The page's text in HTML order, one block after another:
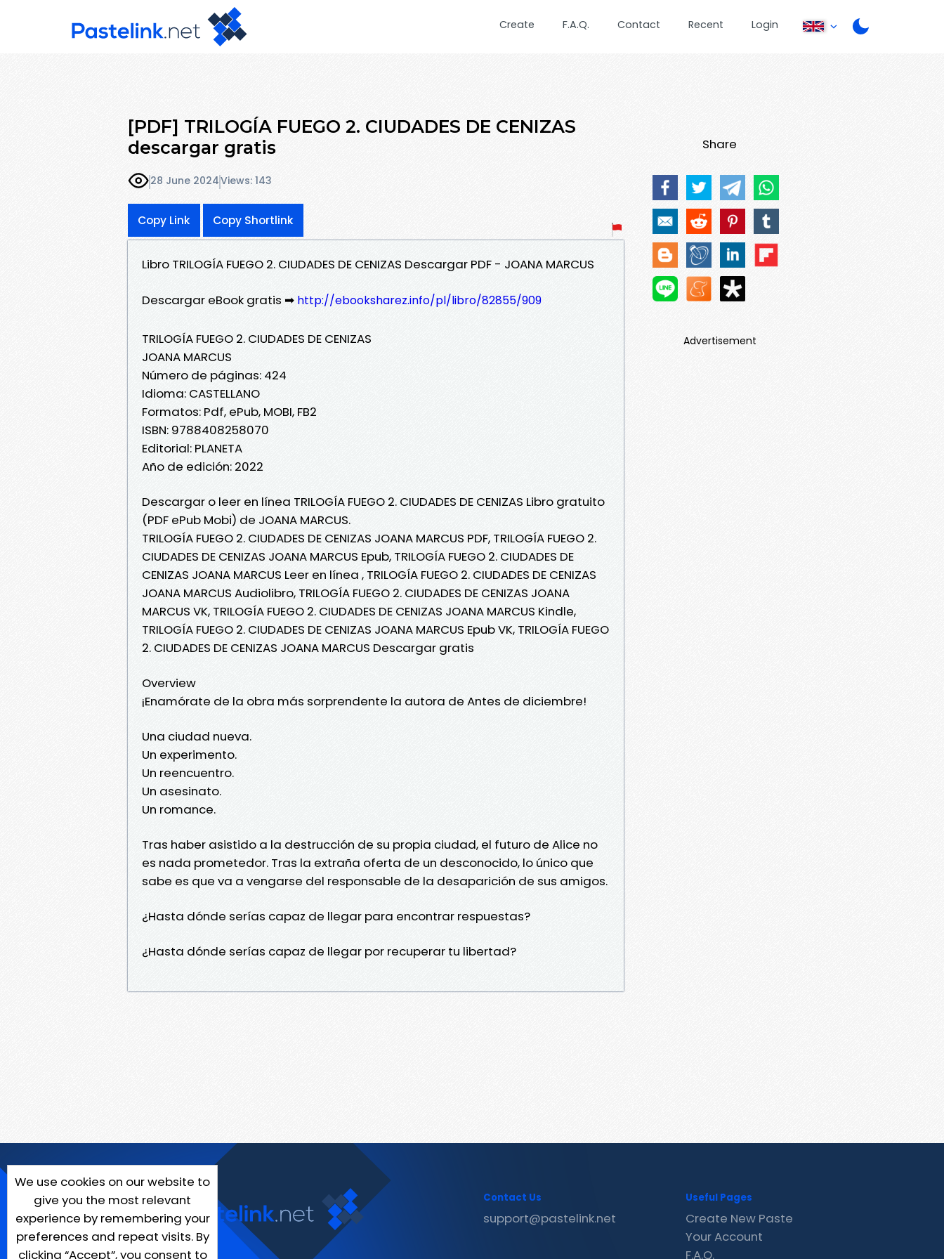
Create F.A.Q. Contact Recent Login
[PDF] TRILOGÍA FUEGO 2. CIUDADES DE CENIZAS
descargar gratis
28 June 2024Views: 143
Copy Link Copy Shortlink
Libro TRILOGÍA FUEGO 2. CIUDADES DE CENIZAS Descargar PDF - JOANA MARCUS
Descargar eBook gratis ➡ http://ebooksharez.info/pl/libro/82855/909
TRILOGÍA FUEGO 2. CIUDADES DE CENIZAS
JOANA MARCUS
Número de páginas: 424
Idioma: CASTELLANO
Formatos: Pdf, ePub, MOBI, FB2
ISBN: 9788408258070
Editorial: PLANETA
Año de edición: 2022
Descargar o leer en línea TRILOGÍA FUEGO 2. CIUDADES DE CENIZAS Libro gratuito
(PDF ePub Mobi) de JOANA MARCUS.
TRILOGÍA FUEGO 2. CIUDADES DE CENIZAS JOANA MARCUS PDF, TRILOGÍA FUEGO 2.
CIUDADES DE CENIZAS JOANA MARCUS Epub, TRILOGÍA FUEGO 2. CIUDADES DE
CENIZAS JOANA MARCUS Leer en línea , TRILOGÍA FUEGO 2. CIUDADES DE CENIZAS
JOANA MARCUS Audiolibro, TRILOGÍA FUEGO 2. CIUDADES DE CENIZAS JOANA
MARCUS VK, TRILOGÍA FUEGO 2. CIUDADES DE CENIZAS JOANA MARCUS Kindle,
TRILOGÍA FUEGO 2. CIUDADES DE CENIZAS JOANA MARCUS Epub VK, TRILOGÍA FUEGO
2. CIUDADES DE CENIZAS JOANA MARCUS Descargar gratis
Overview
¡Enamórate de la obra más sorprendente la autora de Antes de diciembre!
Una ciudad nueva.
Un experimento.
Un reencuentro.
Un asesinato.
Un romance.
Tras haber asistido a la destrucción de su propia ciudad, el futuro de Alice no
es nada prometedor. Tras la extraña oferta de un desconocido, lo único que
sabe es que va a vengarse del responsable de la desaparición de sus amigos.
¿Hasta dónde serías capaz de llegar para encontrar respuestas?
¿Hasta dónde serías capaz de llegar por recuperar tu libertad?
Share
Advertisement
We use cookies on our website to
give you the most relevant
experience by remembering your
preferences and repeat visits. By
clicking “Accept”, you consent to
Contact Us
support@pastelink.net
Useful Pages
Create New Paste
Your Account
F.A.Q.